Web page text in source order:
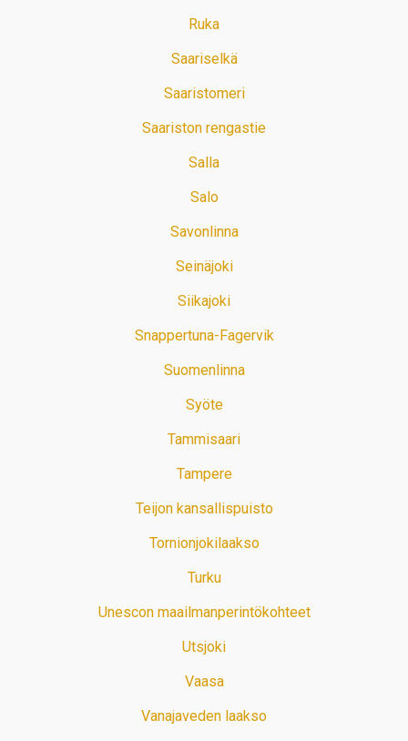
Ruka
Saariselkä
Saaristomeri
Saariston rengastie
Salla
Salo
Savonlinna
Seinäjoki
Siikajoki
Snappertuna-Fagervik
Suomenlinna
Syöte
Tammisaari
Tampere
Teijon kansallispuisto
Tornionjokilaakso
Turku
Unescon maailmanperintökohteet
Utsjoki
Vaasa
Vanajaveden laakso